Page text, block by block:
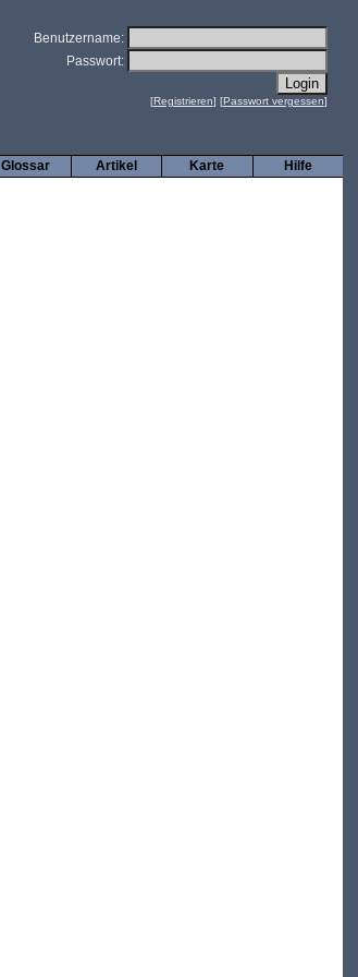
Benutzername:
Passwort:
[Registrieren] [Passwort vergessen]
Hilfe
Karte
Artikel
Glossar